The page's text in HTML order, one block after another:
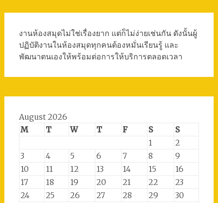
งานห้องสมุดไม่ใช่เรื่องยาก แต่ก็ไม่ง่ายเช่นกัน ดังนั้นผู้
ปฏิบัติงานในห้องสมุดทุกคนต้องหมั่นเรียนรู้ และ
พัฒนาตนเองให้พร้อมต่อการให้บริการตลอดเวลา
August 2026
M
T W T F S
S
1
2
3
4 5 6 7 8
9
10
11 12 13 14 15
16
17
18 19 20 21 22
23
24
25 26 27 28 29
30